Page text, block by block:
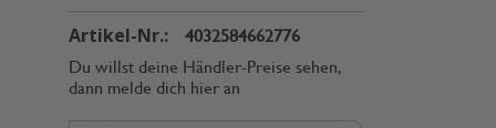
Artikel-Nr.:
4032584662776
Du willst deine Händler-Preise sehen,
dann melde dich hier an